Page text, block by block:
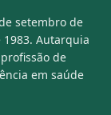
setembro de
1983. Autarquia
de
em saúde